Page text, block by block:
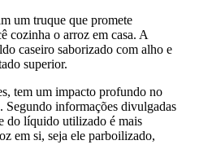
um truque que promete
cozinha o arroz em casa. A
caseiro saborizado com alho e
superior.
tem um impacto profundo no
Segundo informações divulgadas
do líquido utilizado é mais
em si, seja ele parboilizado,